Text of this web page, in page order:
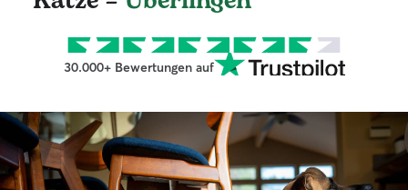
30.000+ Bewertungen auf